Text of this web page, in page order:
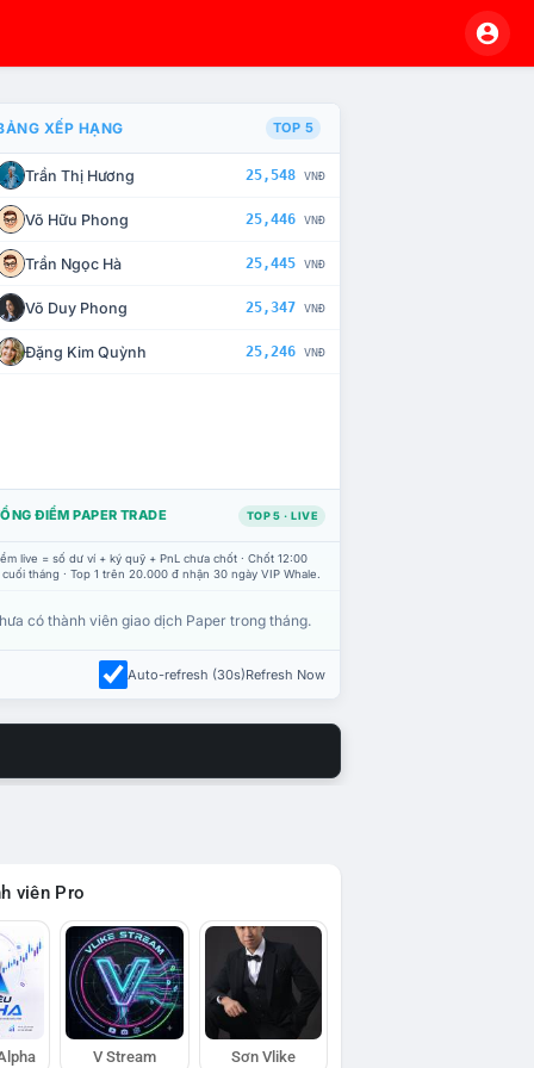
CHẾ TÀI XỬ LÝ VI PHẠM
XẾP HẠNG TOP 5
Trần Thị Hương 25,548 VNĐ
Võ Hữu Phong 25,446 VNĐ
Trần Ngọc Hà 25,445 VNĐ
Võ Duy Phong 25,347 VNĐ
Đặng Kim Quỳnh 25,246 VNĐ
ĐIỂM PAPER TRADE TOP 5 · LIVE
live = số dư ví + ký quỹ + PnL chưa chốt · Chốt 12:00
tháng · Top 1 trên 20.000 đ nhận 30 ngày VIP Whale.
có thành viên giao dịch Paper trong tháng.
Auto-refresh (30s)Refresh Now
viên Pro
V Stream Sơn Vlike